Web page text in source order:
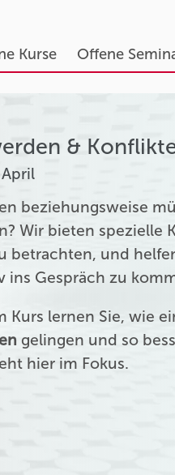
Kurse Offene
&
beziehungsweise
Wir bieten spezielle
betrachten, und
ins Gespräch zu
Kurs lernen Sie, wie
gelingen und so
hier im Fokus.